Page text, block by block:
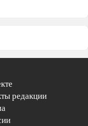
редакции